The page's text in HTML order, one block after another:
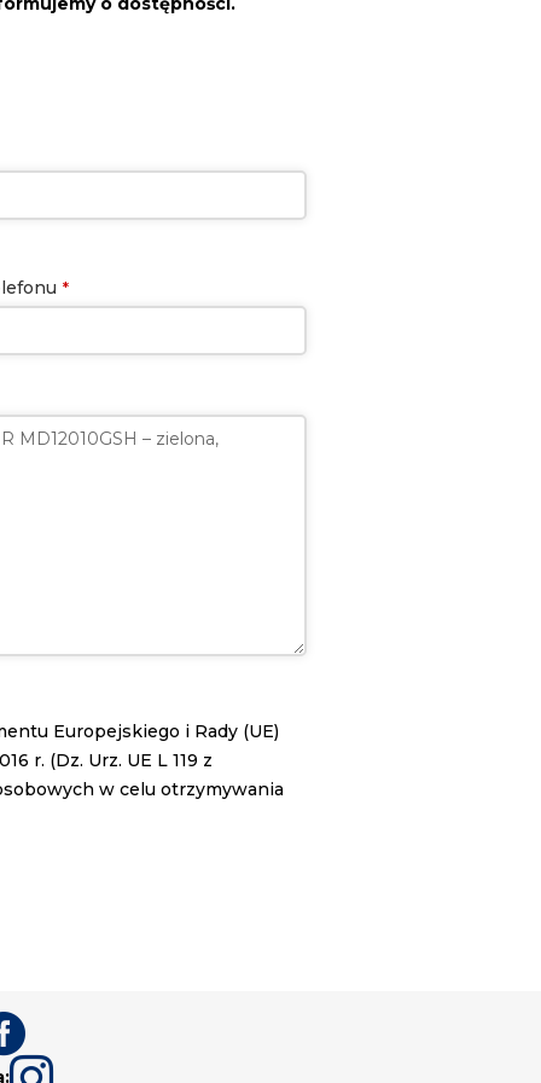
*
Europejskiego i Rady (UE)
r. (Dz. Urz. UE L 119 z
w celu otrzymywania